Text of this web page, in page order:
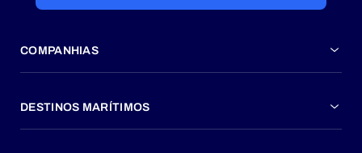
COMPANHIAS
DESTINOS MARÍTIMOS